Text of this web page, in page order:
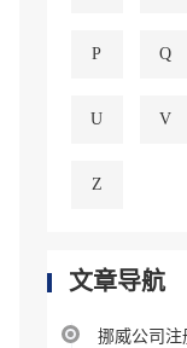
P Q
U V
Z
文章导航
挪威公司注